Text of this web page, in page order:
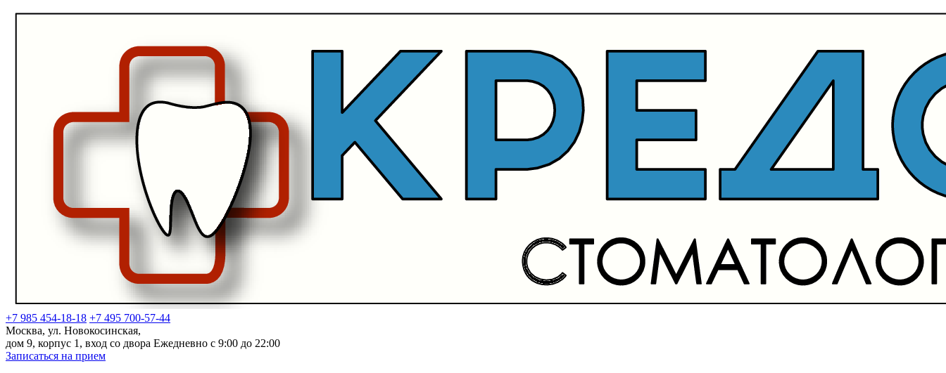
+7 985 454-18-18 +7 495 700-57-44
Москва, ул. Новокосинская,
дом 9, корпус 1, вход со двора Ежедневно с 9:00 до 22:00
Записаться на прием